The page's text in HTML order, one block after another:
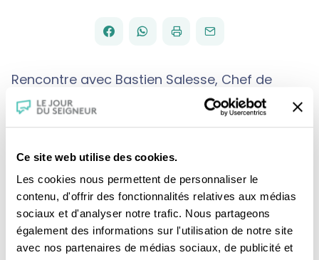
Ce site web utilise des cookies.
Les cookies nous permettent de personnaliser le
contenu, d'offrir des fonctionnalités relatives aux médias
sociaux et d'analyser notre trafic. Nous partageons
également des informations sur l'utilisation de notre site
avec nos partenaires de médias sociaux, de publicité et
PARTAGER
FACEBOOK
PARTAGER
WHATSAPP
IMPRIMERENVOYER
PAR
EMAIL
Rencontre avec Bastien Salesse, Chef de
projet - Pilotage et coordination des
installations de chantier de Notre-Dame de